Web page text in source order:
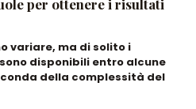
per ottenere i risultati
variare, ma di solito i
disponibili entro alcune
della complessità del